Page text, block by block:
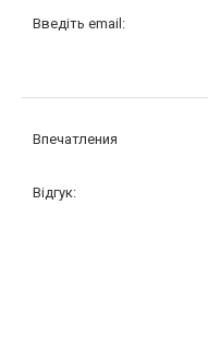
Введіть email:
Впечатления
Відгук: